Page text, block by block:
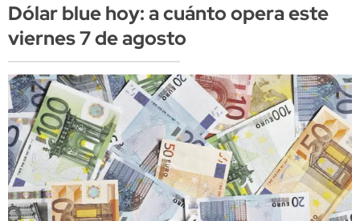
Dólar blue hoy: a cuánto opera este
viernes 7 de agosto